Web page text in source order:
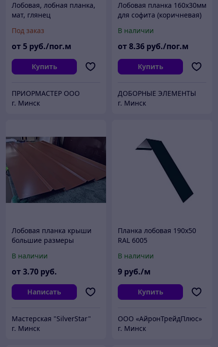
Лобовая, лобная планка,
мат, глянец
Под заказ
от 5 руб./пог.м
Купить
ПРИОРМАСТЕР ООО
г. Минск
Лобовая планка 160х30мм
для софита (коричневая)
В наличии
от8.36 руб./пог.м
Купить
ДОБОРНЫЕ ЭЛЕМЕНТЫ
г. Минск
Лобовая планка крыши
большие размеры
В наличии
от3.70 руб.
Написать
Мастерская "SilverStar"
г. Минск
Планка лобовая 190х50
RAL 6005
В наличии
9 руб./м
Купить
ООО «АйронТрейдПлюс»
г. Минск